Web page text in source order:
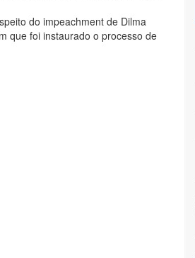
do impeachment de Dilma
que foi instaurado o processo de